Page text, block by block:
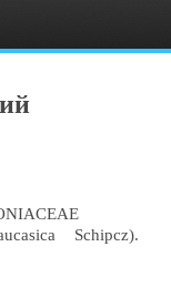
Schipcz).